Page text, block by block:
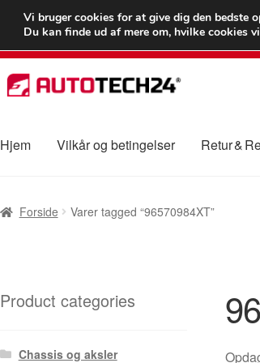
LEVERING fra
Spring
til
Spring
til
Hjem Vilkår og betingelser Retur &
Forside Varer tagged “96570984XT”
Product categories
Chassis og aksler
Vi bruger cookies for at give dig den bedste
Du kan finde ud af mere om, hvilke cookies